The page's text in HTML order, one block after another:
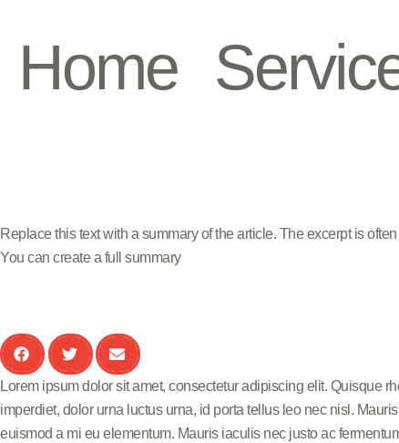
Home
Replace this text with a summary of the article. The excerpt is
You can create a full summary
Lorem ipsum dolor sit amet, consectetur adipiscing elit. Quisque
imperdiet, dolor urna luctus urna, id porta tellus leo nec nisl.
euismod a mi eu elementum. Mauris iaculis nec justo ac